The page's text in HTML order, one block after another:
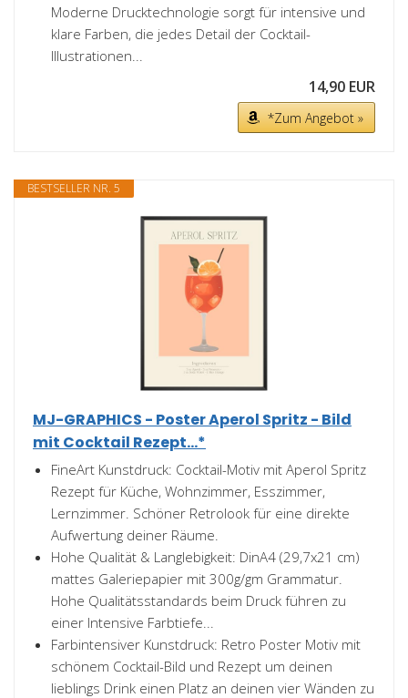
Moderne Drucktechnologie sorgt für intensive und
klare Farben, die jedes Detail der Cocktail-
Illustrationen...
14,90 EUR
*Zum Angebot »
BESTSELLER NR. 5
MJ-GRAPHICS - Poster Aperol Spritz - Bild
mit Cocktail Rezept...*
FineArt Kunstdruck: Cocktail-Motiv mit Aperol Spritz
Rezept für Küche, Wohnzimmer, Esszimmer,
Lernzimmer. Schöner Retrolook für eine direkte
Aufwertung deiner Räume.
Hohe Qualität & Langlebigkeit: DinA4 (29,7x21 cm)
mattes Galeriepapier mit 300g/gm Grammatur.
Hohe Qualitätsstandards beim Druck führen zu
einer Intensive Farbtiefe...
Farbintensiver Kunstdruck: Retro Poster Motiv mit
schönem Cocktail-Bild und Rezept um deinen
lieblings Drink einen Platz an deinen vier Wänden zu